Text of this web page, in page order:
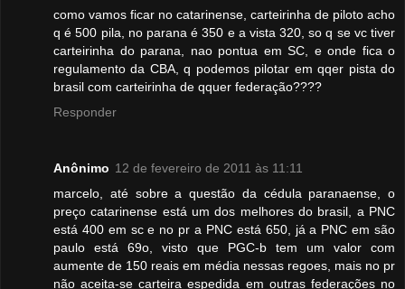
como vamos ficar no catarinense, carteirinha de piloto acho
q é 500 pila, no parana é 350 e a vista 320, so q se vc tiver
carteirinha do parana, nao pontua em SC, e onde fica o
regulamento da CBA, q podemos pilotar em qqer pista do
brasil com carteirinha de qquer federação????
Responder
Anônimo 12 de fevereiro de 2011 às 11:11
marcelo, até sobre a questão da cédula paranaense, o
preço catarinense está um dos melhores do brasil, a PNC
está 400 em sc e no pr a PNC está 650, já a PNC em são
paulo está 69o, visto que PGC-b tem um valor com
aumente de 150 reais em média nessas regoes, mais no pr
não aceita-se carteira espedida em outras federações no